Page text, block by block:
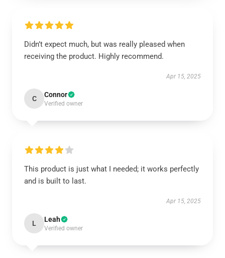
Didn’t expect much, but was really pleased when
receiving the product. Highly recommend.
Apr 15, 2025
C Connor
Verified owner
This product is just what I needed; it works perfectly
and is built to last.
Apr 15, 2025
L Leah
Verified owner